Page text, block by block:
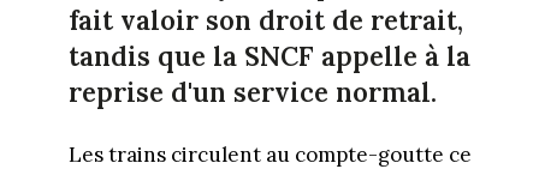
fait valoir son droit de retrait,
tandis que la SNCF appelle à la
reprise d'un service normal.
Les trains circulent au compte-goutte ce